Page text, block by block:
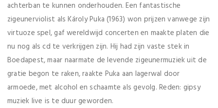
achterban te kunnen onderhouden. Een fantastische
zigeunerviolist als Károly Puka (1963) won prijzen vanwege zijn
virtuoze spel, gaf wereldwijd concerten en maakte platen die
nu nog als cd te verkrijgen zijn. Hij had zijn vaste stek in
Boedapest, maar naarmate de levende zigeunermuziek uit de
gratie begon te raken, raakte Puka aan lagerwal door
armoede, met alcohol en schaamte als gevolg. Reden: gipsy
muziek live is te duur geworden.